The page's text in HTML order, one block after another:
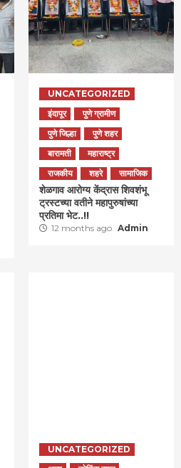
UNCATEGORIZED
इंदापूर
पुणे ग्रामीण
पुणे जिल्हा
पुणे शहर
बारामती
महाराष्ट्र
राजकीय
शहरे सामाजिक
शेळगाव आरोग्य केंद्रास शिवशंभू
ट्रस्टच्या वतीने महापुरुषांच्या
प्रतिमा भेट..!!
12 months ago Admin
UNCATEGORIZED